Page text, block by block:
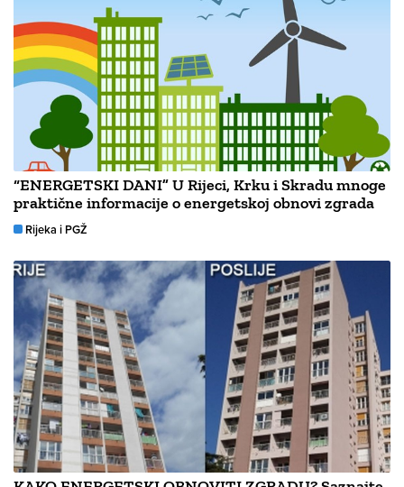
“ENERGETSKI DANI” U Rijeci, Krku i Skradu mnoge
praktične informacije o energetskoj obnovi zgrada
Rijeka i PGŽ